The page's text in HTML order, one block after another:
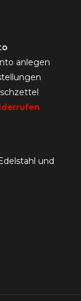
anlegen
und